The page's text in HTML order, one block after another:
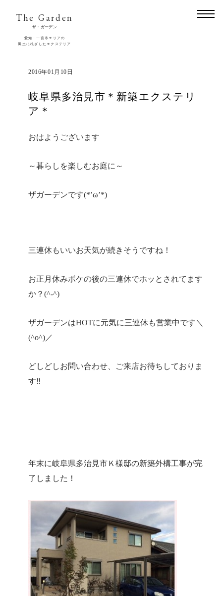
The Garden
ザ・ガーデン
愛知・一宮市エリアの
風土に根ざしたエクステリア
2016年01月10日
岐阜県多治見市＊新築エクステリ
ア＊
おはようございます
～暮らしを楽しむお庭に～
ザガーデンです(*’ω’*)
三連休もいいお天気が続きそうですね！
お正月休みボケの後の三連休でホッとされてます
か？(^-^)
ザガーデンはHOTに元気に三連休も営業中です＼
(^o^)／
どしどしお問い合わせ、ご来店お待ちしておりま
す‼︎
年末に岐阜県多治見市Ｋ様邸の新築外構工事が完
了しました！